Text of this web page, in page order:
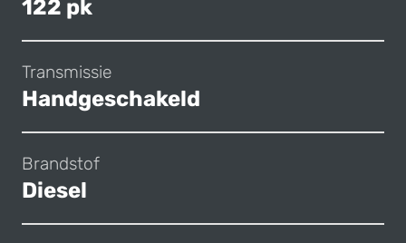
122 pk
Transmissie
Handgeschakeld
Brandstof
Diesel